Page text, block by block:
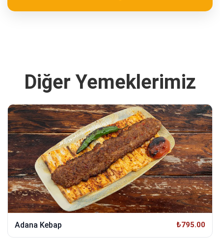
Diğer Yemeklerimiz
Adana Kebap ₺795.00